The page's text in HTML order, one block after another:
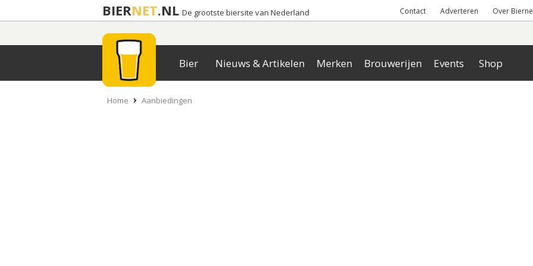
BIERNET.NL De grootste biersite van Nederland Contact Adverteren Over
Bier Nieuws & Artikelen Merken Brouwerijen Events Shop
Home Aanbiedingen